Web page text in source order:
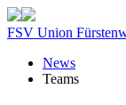
FSV Union
News
Teams